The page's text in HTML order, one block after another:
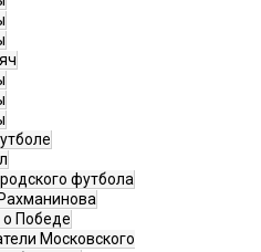
футбола
Победе
Московского